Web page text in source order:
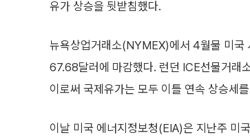
유가 상승을 뒷받침했다.
뉴욕상업거래소(NYMEX)에서 4월물 미국
67.68달러에 마감했다. 런던 ICE선물거래
이로써 국제유가는 모두 이틀 연속 상승세
이날 미국 에너지정보청(EIA)은 지난주 미